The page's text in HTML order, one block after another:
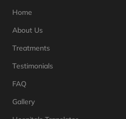
Home
About Us
Treatments
Testimonials
FAQ
Gallery